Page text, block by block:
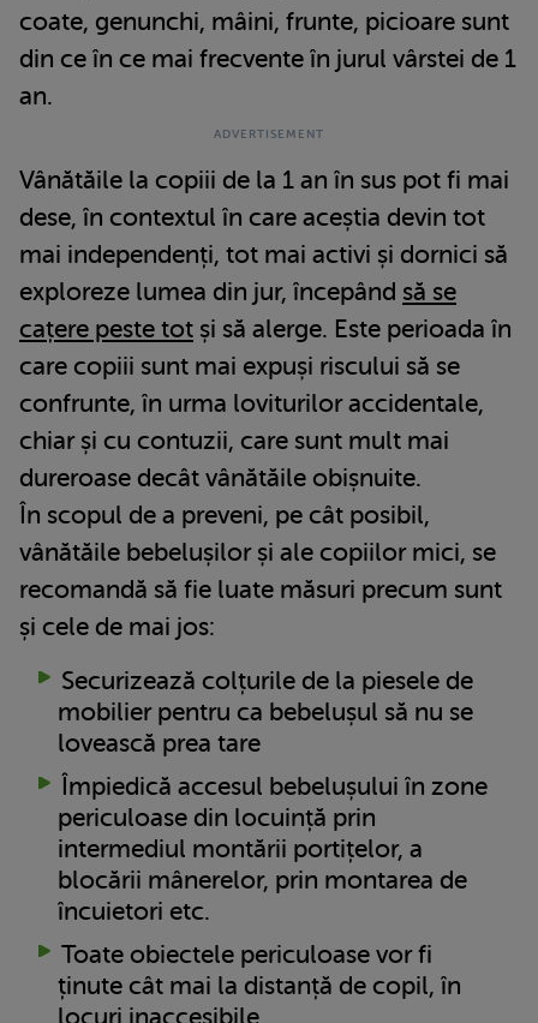
coate, genunchi, mâini, frunte, picioare sunt
din ce în ce mai frecvente în jurul vârstei de 1
an.
Vânătăile la copiii de la 1 an în sus pot fi mai
dese, în contextul în care aceștia devin tot
mai independenți, tot mai activi și dornici să
exploreze lumea din jur, începând să se
cațere peste tot și să alerge. Este perioada în
care copiii sunt mai expuși riscului să se
confrunte, în urma loviturilor accidentale,
chiar și cu contuzii, care sunt mult mai
dureroase decât vânătăile obișnuite.
În scopul de a preveni, pe cât posibil,
vânătăile bebelușilor și ale copiilor mici, se
recomandă să fie luate măsuri precum sunt
și cele de mai jos:
Securizează colțurile de la piesele de
mobilier pentru ca bebelușul să nu se
lovească prea tare
Împiedică accesul bebelușului în zone
periculoase din locuință prin
intermediul montării portițelor, a
blocării mânerelor, prin montarea de
încuietori etc.
Toate obiectele periculoase vor fi
ținute cât mai la distanță de copil, în
locuri inaccesibile